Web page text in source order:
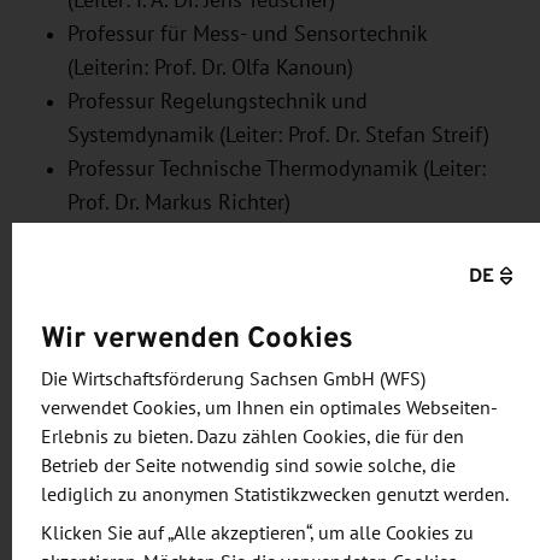
Professur für Mess- und Sensortechnik
(Leiterin: Prof. Dr. Olfa Kanoun)
Professur Regelungstechnik und
Systemdynamik (Leiter: Prof. Dr. Stefan Streif)
Professur Technische Thermodynamik (Leiter:
Prof. Dr. Markus Richter)
Safargholi, Wissenschaftlicher Mitarbeiter an der
Professur Energie- und Hochspannungstechnik.
„Um im Zuge der Energiewende die Netzstabilität
zu gewährleisten, erforschen wir im Rahmen des
Projektes, welche Kapazität grüne Energiespeicher
auf Wasserstoffbasis im Verhältnis zu traditionellen
Speichern aufweisen müssen. Insbesondere
schauen wir uns an, inwieweit Wasserstoffsysteme
DE
Wir verwenden Cookies
Die Wirtschaftsförderung Sachsen GmbH (WFS)
verwendet Cookies, um Ihnen ein optimales Webseiten-
Erlebnis zu bieten. Dazu zählen Cookies, die für den
Betrieb der Seite notwendig sind sowie solche, die
lediglich zu anonymen Statistikzwecken genutzt werden.
Klicken Sie auf „Alle akzeptieren“, um alle Cookies zu